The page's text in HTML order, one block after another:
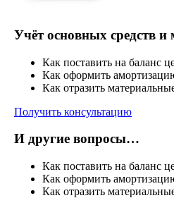
Учёт основных средств
Как поставить на баланс
Как оформить
Как отразить
Получить консультацию
И другие вопросы…
Как поставить на баланс
Как оформить
Как отразить